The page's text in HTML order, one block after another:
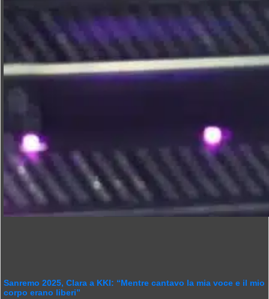
Sanremo 2025, Clara a KKI: “Mentre cantavo la mia voce e il mio
corpo erano liberi”